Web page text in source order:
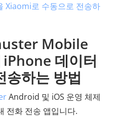
Xiaomi로 수동으로 전송하
Mobile
데이터
하는 방법
Android 및 iOS 운영 체제
전화 전송 앱입니다.